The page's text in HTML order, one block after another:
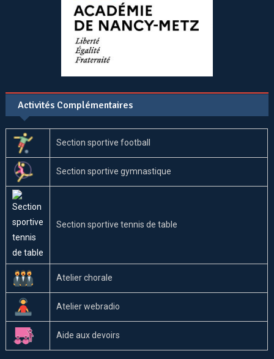
Activités Complémentaires
Section sportive football
Section sportive gymnastique
Section sportive tennis de table
Atelier chorale
Atelier webradio
Aide aux devoirs